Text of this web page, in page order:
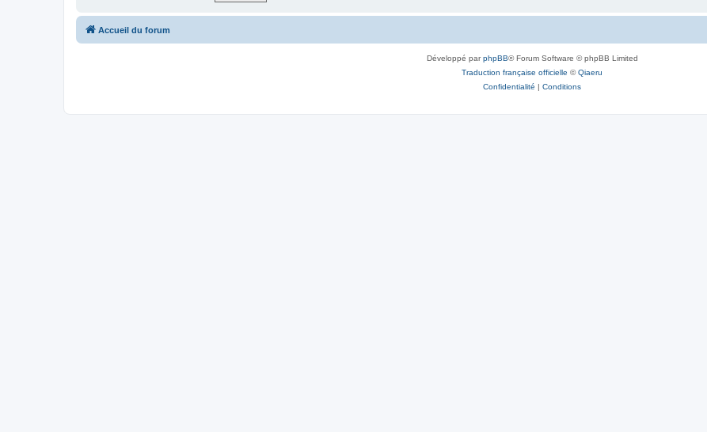
Accueil du forum
Développé parphpBB® Forum Software © phpBB Limited
Traduction française officielle ©Qiaeru
Confidentialité | Conditions